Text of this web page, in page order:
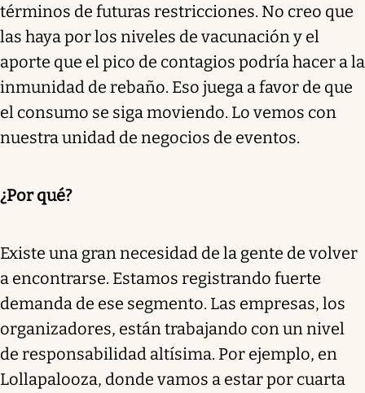
términos de futuras restricciones. No creo que
las haya por los niveles de vacunación y el
aporte que el pico de contagios podría hacer a la
inmunidad de rebaño. Eso juega a favor de que
el consumo se siga moviendo. Lo vemos con
nuestra unidad de negocios de eventos.
¿Por qué?
Existe una gran necesidad de la gente de volver
a encontrarse. Estamos registrando fuerte
demanda de ese segmento. Las empresas, los
organizadores, están trabajando con un nivel
de responsabilidad altísima. Por ejemplo, en
Lollapalooza, donde vamos a estar por cuarta